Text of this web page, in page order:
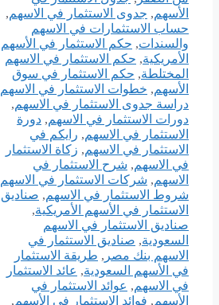
الأسهم, جدوى الاستثمار في الاسهم,
حساب الاستثمارات في الاسهم
والسندات, حكم الاستثمار في الأسهم
الأمريكية, حكم الاستثمار في الاسهم
المختلطة, حكم الاستثمار في سوق
الأسهم, خطوات الاستثمار في الاسهم
دراسة جدوى الاستثمار في الاسهم,
دورات الاستثمار في الاسهم, دورة
الاستثمار في الاسهم, رايكم في
الاستثمار في الاسهم, زكاة الاستثمار
في الاسهم, شرح الاستثمار في
الاسهم, شركات الاستثمار في الاسهم
شروط الاستثمار في الاسهم, صناديق
الاستثمار في الأسهم الأمريكية,
صناديق الاستثمار في الاسهم
السعودية, صناديق الاستثمار في
الاسهم بنك مصر , طريقة الاستثمار
في الأسهم السعودية, عائد الاستثمار
في الاسهم, عوائد الاستثمار في
الأسهم, فوائد الاستثمار في الأسهم,